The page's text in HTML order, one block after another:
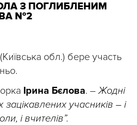
З ПОГЛИБЛЕНИМ
№2
обл.) бере участь
Ірина Бєлова. –Жодні
учасників – і
і вчителів”.